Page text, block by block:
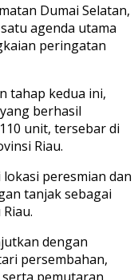
Dumai Selatan,
agenda utama
peringatan
tahap kedua ini,
berhasil
unit, tersebar di
Riau.
peresmian dan
tanjak sebagai
dengan
persembahan,